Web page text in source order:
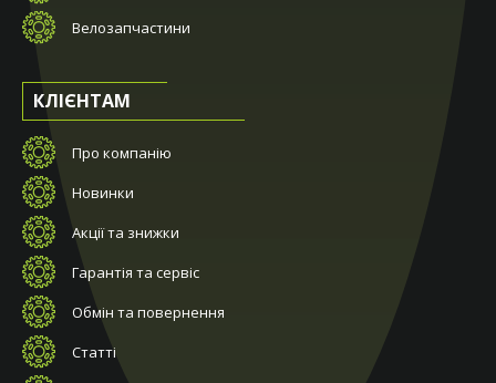
Велозапчастини
КЛІЄНТАМ
Про компанію
Новинки
Акції та знижки
Гарантія та сервіс
Обмін та повернення
Статті